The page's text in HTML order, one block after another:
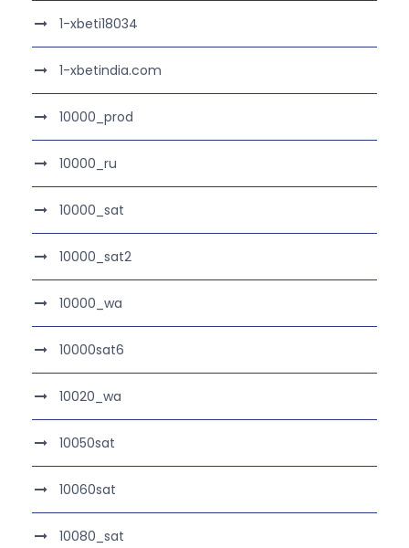
1-xbeti18034
1-xbetindia.com
10000_prod
10000_ru
10000_sat
10000_sat2
10000_wa
10000sat6
10020_wa
10050sat
10060sat
10080_sat